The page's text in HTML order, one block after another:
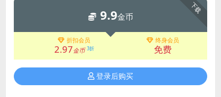
下载
9.9金币
折扣会员
2.97金币 3折
终身会员
免费
登录后购买